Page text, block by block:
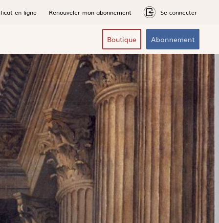
en ligne Renouveler mon abonnement Se connecter
Boutique Abonnement